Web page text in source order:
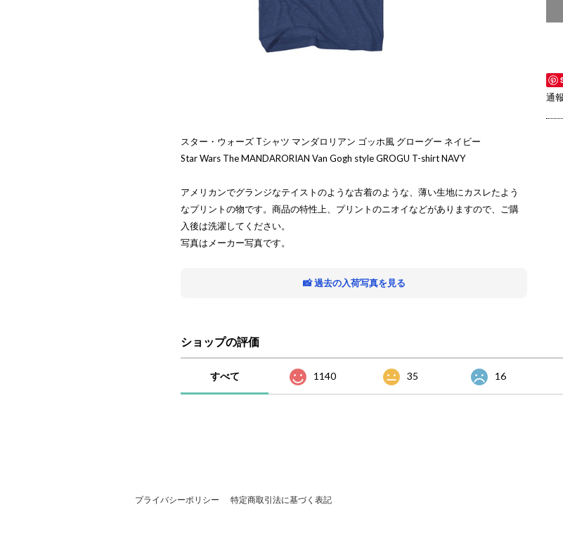
スター・ウォーズ Tシャツ マンダロリアン ゴッホ風 グローグー ネイビー
Star Wars The MANDARORIAN Van Gogh style GROGU T-shirt NAVY
アメリカンでグランジなテイストのような古着のような、薄い生地にカスレたよう
なプリントの物です。商品の特性上、プリントのニオイなどがありますので、ご購
入後は洗濯してください。
写真はメーカー写真です。
📸 過去の入荷写真を見る
通
ショップの評価
すべて 1140 35 16
プライバシーポリシー 特定商取引法に基づく表記